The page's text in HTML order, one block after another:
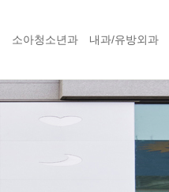
소아청소년과 내과/유방외과